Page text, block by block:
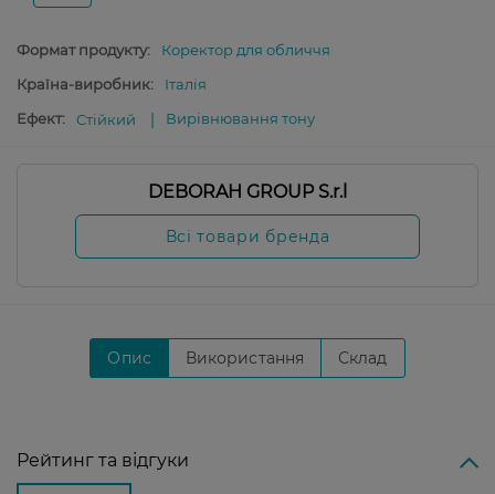
Формат продукту:
Коректор для обличчя
Країна-виробник:
Італія
Ефект:
Стійкий Вирівнювання тону
DEBORAH GROUP S.r.l
Всі товари бренда
Опис Використання Склад
Рейтинг та відгуки